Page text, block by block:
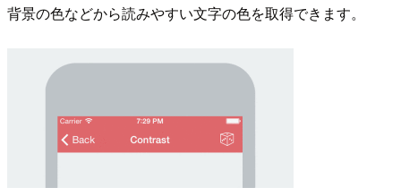
背景の色などから読みやすい文字の色を取得できます。